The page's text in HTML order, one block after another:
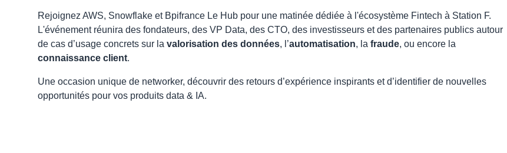
Rejoignez AWS, Snowflake et Bpifrance Le Hub pour une matinée dédiée à l'écosystème Fintech à Station F.
L'événement réunira des fondateurs, des VP Data, des CTO, des investisseurs et des partenaires publics autour
de cas d’usage concrets sur la valorisation des données, l’automatisation, la fraude, ou encore la
connaissance client.
Une occasion unique de networker, découvrir des retours d’expérience inspirants et d’identifier de nouvelles
opportunités pour vos produits data & IA.